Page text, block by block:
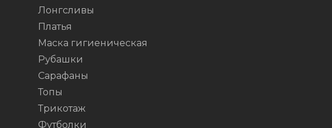
Лонгсливы
Платья
Маска гигиеническая
Рубашки
Сарафаны
Топы
Трикотаж
Футболки